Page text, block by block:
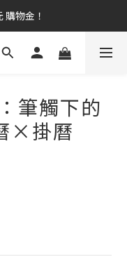
物金！
筆觸下的
×掛曆